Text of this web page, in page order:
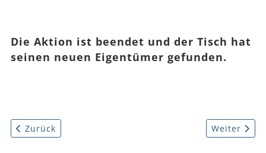
Die Aktion ist beendet und der Tisch hat
seinen neuen Eigentümer gefunden.
Vorheriger Beitrag: Newsletter zum Projektfortschritt
Zurück Nächster
Weiter